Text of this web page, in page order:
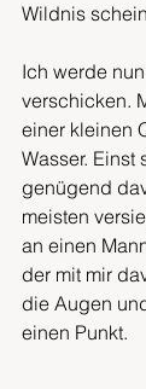
Wildnis
Ich werde
verschicken.
einer kleinen
Wasser. Einst
genügend
meisten
an einen
der mit mir
die Augen
einen Punkt.